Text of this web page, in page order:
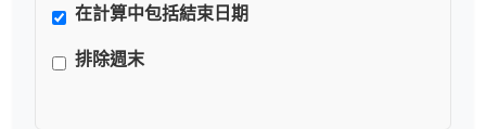
在計算中包括結束日期
排除週末